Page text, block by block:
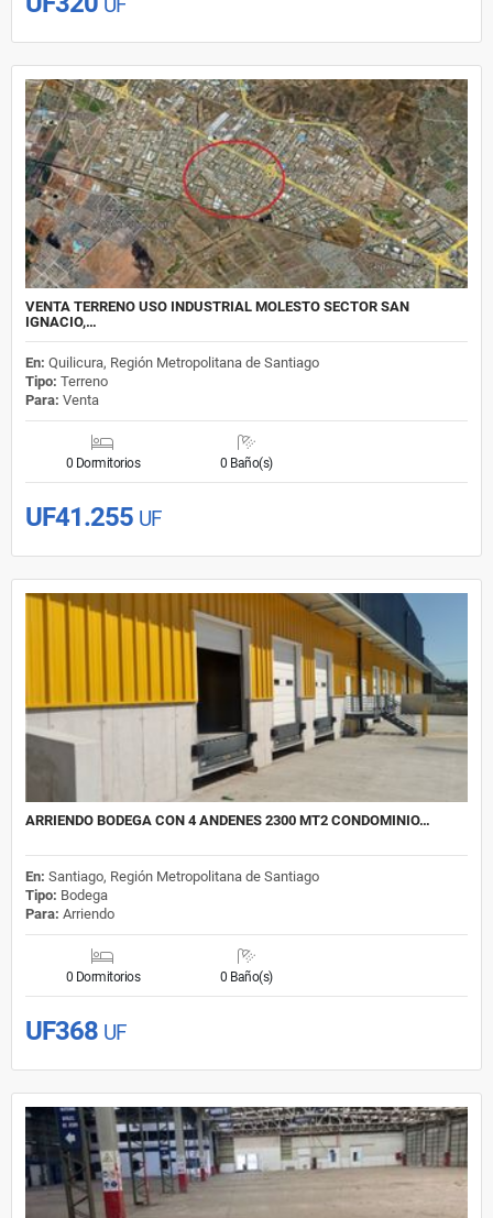
VENTA TERRENO USO INDUSTRIAL MOLESTO SECTOR SAN
IGNACIO,…
En: Quilicura, Región Metropolitana de Santiago
Tipo: Terreno
Para: Venta
0 Dormitorios 0 Baño(s)
UF41.255 UF
ARRIENDO BODEGA CON 4 ANDENES 2300 MT2 CONDOMINIO…
En: Santiago, Región Metropolitana de Santiago
Tipo: Bodega
Para: Arriendo
0 Dormitorios 0 Baño(s)
UF368 UF